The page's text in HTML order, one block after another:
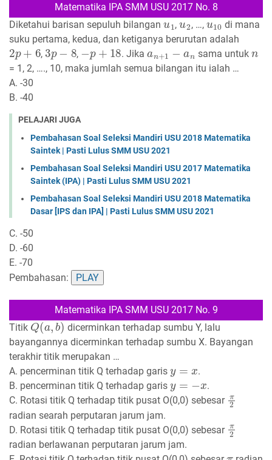
Matematika IPA SMM USU 2017 No. 8
Diketahui barisan sepuluh bilangan
u1
,
u2
, …,
u10
di mana
suku pertama, kedua, dan ketiganya berurutan adalah
2p+ 6
,
3p−8
,
−p+ 18
. Jika
an+ 1−an
sama untuk
= 1, 2, …., 10, maka jumlah semua bilangan itu ialah …
A. -30
B. -40
PELAJARI JUGA
Pembahasan Soal Seleksi Mandiri USU 2018 Matematika
Saintek | Pasti Lulus SMM USU 2021
Pembahasan Soal Seleksi Mandiri USU 2017 Matematika
Saintek (IPA) | Pasti Lulus SMM USU 2021
Pembahasan Soal Seleksi Mandiri USU 2018 Matematika
Dasar [IPS dan IPA] | Pasti Lulus SMM USU 2021
C. -50
D. -60
E. -70
Pembahasan:
PLAY
Matematika IPA SMM USU 2017 No. 9
Titik
Q(a,b)
dicerminkan terhadap sumbu Y, lalu
bayangannya dicerminkan terhadap sumbu X. Bayangan
terakhir titik merupakan …
A. pencerminan titik Q terhadap garis
.
B. pencerminan titik Q terhadap garis
y x
.
C. Rotasi titik Q terhadap titik pusat O(0,0) sebesar
π2
radian searah perputaran jarum jam.
D. Rotasi titik Q terhadap titik pusat O(0,0) sebesar
π2
radian berlawanan perputaran jarum jam.